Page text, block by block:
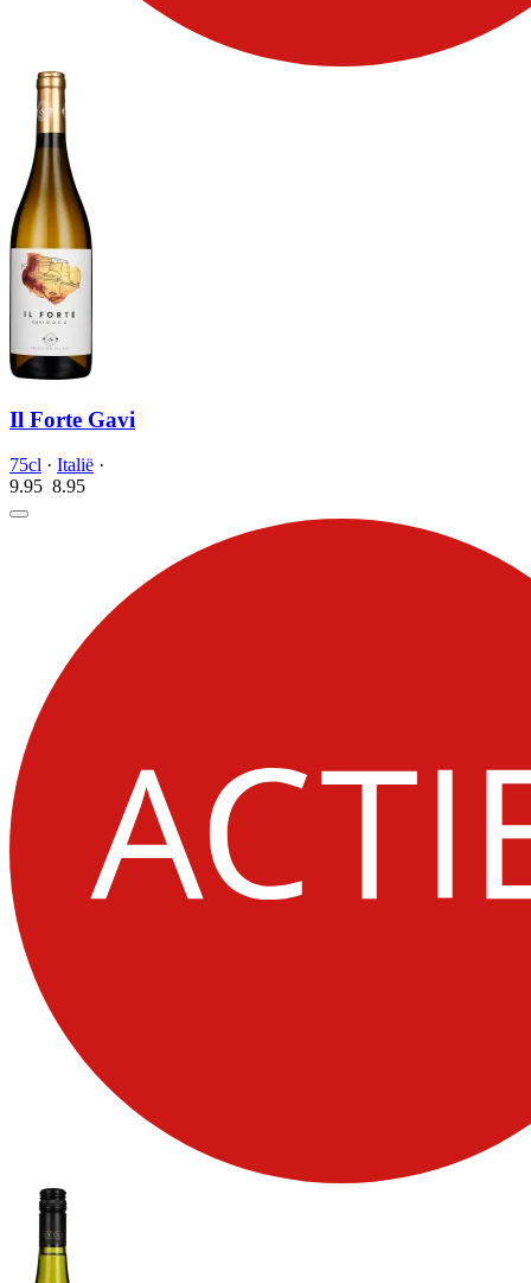
Il Forte Gavi
75cl · Italië ·
9.95 8.95